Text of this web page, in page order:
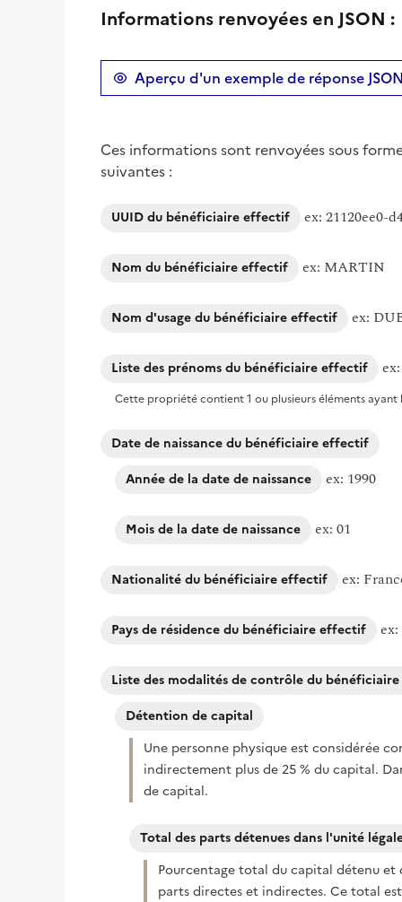
Informations renvoyées en JSON :
Aperçu d'un exemple de réponse
Ces informations sont renvoyées sous
suivantes :
UUID du bénéficiaire effectif ex: 21120ee0-
Nom du bénéficiaire effectif ex: MARTIN
Nom d'usage du bénéficiaire effectif ex:
Liste des prénoms du bénéficiaire effectif
Cette propriété contient 1 ou plusieurs éléments ayant
Date de naissance du bénéficiaire effectif
Année de la date de naissance
ex: 1990
Mois de la date de naissance ex: 01
Nationalité du bénéficiaire effectif ex:
Pays de résidence du bénéficiaire effectif
Liste des modalités de contrôle du
Détention de capital
Une personne physique est considérée
indirectement plus de 25 % du capital.
de capital.
Total des parts détenues dans l'unité
Pourcentage total du capital détenu et
parts directes et indirectes. Ce total